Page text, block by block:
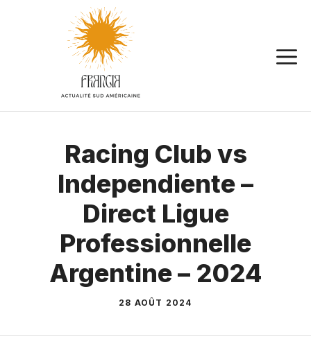
Racing Club vs
Independiente –
Direct Ligue
Professionnelle
Argentine – 2024
28 AOÛT 2024